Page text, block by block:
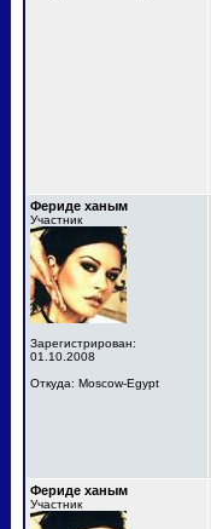
Фериде ханым
Участник
Зарегистрирован:
01.10.2008
Откуда: Moscow-Egypt
Фериде ханым
Участник